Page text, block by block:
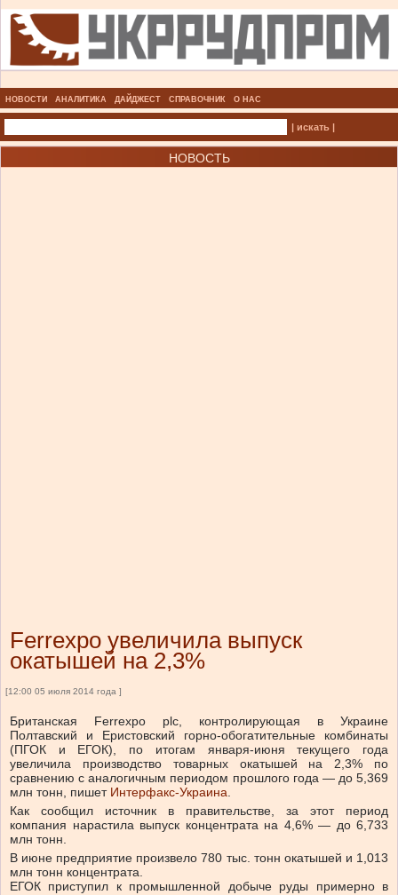
НОВОСТИ АНАЛИТИКА ДАЙДЖЕСТ СПРАВОЧНИК О НАС
| искать |
НОВОСТЬ
Ferrexpo увеличила выпуск
окатышей на 2,3%
[12:00 05 июля 2014 года ]
Британская Ferrexpo plc, контролирующая в Украине
Полтавский и Еристовский горно-обогатительные комбинаты
(ПГОК и ЕГОК), по итогам января-июня текущего года
увеличила производство товарных окатышей на 2,3% по
сравнению с аналогичным периодом прошлого года — до 5,369
млн тонн, пишет Интерфакс-Украина.
Как сообщил источник в правительстве, за этот период
компания нарастила выпуск концентрата на 4,6% — до 6,733
млн тонн.
В июне предприятие произвело 780 тыс. тонн окатышей и 1,013
млн тонн концентрата.
ЕГОК приступил к промышленной добыче руды примерно в